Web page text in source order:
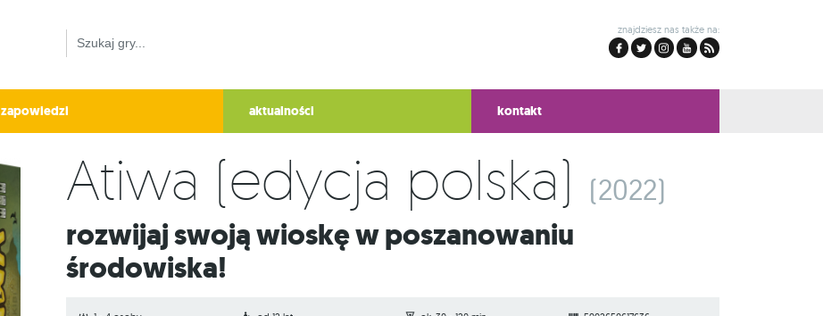
znajdziesz nas także na:
zapowiedzi aktualności kontakt
Atiwa (edycja polska) (2022)
Rozwijaj swoją wioskę w poszanowaniu
środowiska!